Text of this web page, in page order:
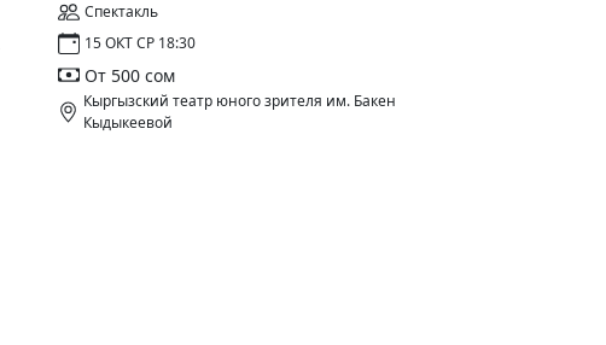
Спектакль
15 ОКТ СР 18:30
От 500 сом
Кыргызский театр юного зрителя им. Бакен
Кыдыкеевой